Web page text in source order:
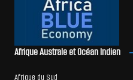
Afrique Australe et Océan Indien
Afrique du Sud